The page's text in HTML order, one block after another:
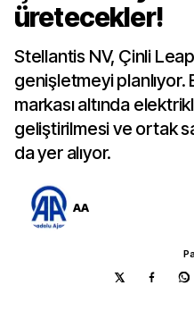
üretecekler!
Stellantis NV, Çinli
genişletmeyi planlıyor.
markası altında
geliştirilmesi ve ortak
da yer alıyor.
AA